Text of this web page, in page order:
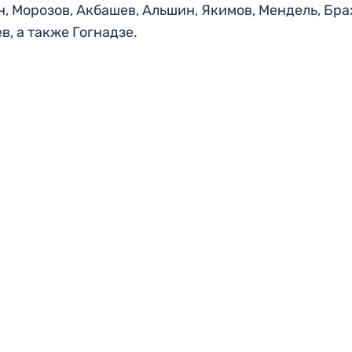
Морозов, Акбашев, Альшин, Якимов, Мендель,
а также Гогнадзе.